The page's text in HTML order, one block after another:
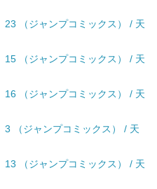
23 （ジャンプコミックス） / 天
15 （ジャンプコミックス） / 天
16 （ジャンプコミックス） / 天
3 （ジャンプコミックス） / 天
13 （ジャンプコミックス） / 天